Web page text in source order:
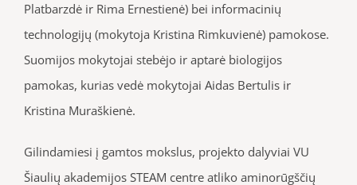
Platbarzdė ir Rima Ernestienė) bei informacinių
technologijų (mokytoja Kristina Rimkuvienė) pamokose.
Suomijos mokytojai stebėjo ir aptarė biologijos
pamokas, kurias vedė mokytojai Aidas Bertulis ir
Kristina Muraškienė.
Gilindamiesi į gamtos mokslus, projekto dalyviai VU
Šiaulių akademijos STEAM centre atliko aminorūgščių